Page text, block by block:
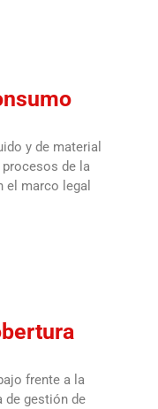
y de material
de la
el marco legal
frente a la
de gestión de